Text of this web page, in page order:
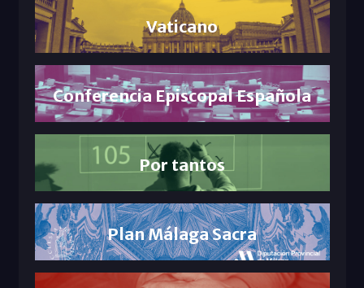
Vaticano
Conferencia Episcopal Española
Por tantos
Plan Málaga Sacra